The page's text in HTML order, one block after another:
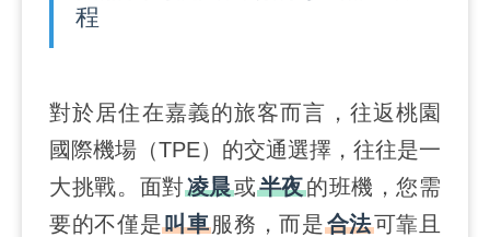
程
對於居住在嘉義的旅客而言，往返桃園
國際機場（TPE）的交通選擇，往往是一
大挑戰。面對凌晨或半夜的班機，您需
要的不僅是叫車服務，而是合法可靠且